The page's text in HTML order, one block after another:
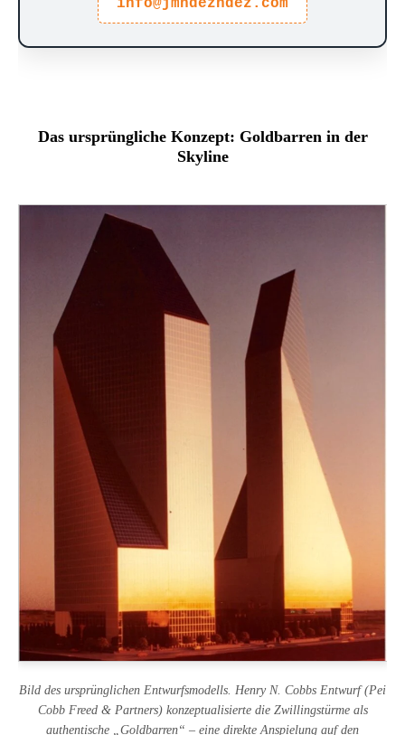
info@jmhdezhdez.com
Das ursprüngliche Konzept: Goldbarren in der
Skyline
Bild des ursprünglichen Entwurfsmodells. Henry N. Cobbs Entwurf (Pei
Cobb Freed & Partners) konzeptualisierte die Zwillingstürme als
authentische „Goldbarren“ – eine direkte Anspielung auf den